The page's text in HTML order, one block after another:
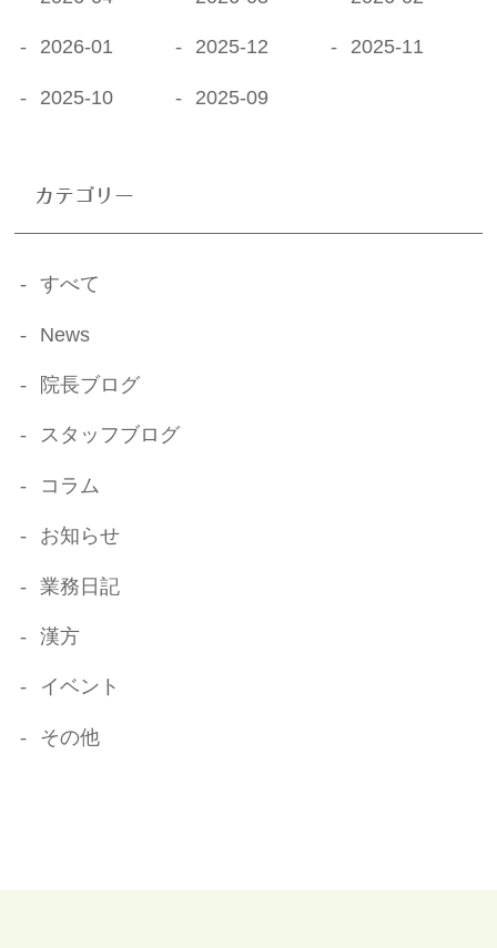
2026-01 2025-12 2025-11
2025-10 2025-09
カテゴリー
すべて
News
院長ブログ
スタッフブログ
コラム
お知らせ
業務日記
漢方
イベント
その他